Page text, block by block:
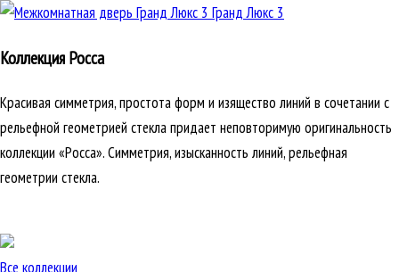
Гранд Люкс 3
Коллекция Росса
Красивая симметрия, простота форм и изящество линий в сочетании с
рельефной геометрией стекла придает неповторимую оригинальность
коллекции «Росса». Симметрия, изысканность линий, рельефная
геометрии стекла.
Все коллекции